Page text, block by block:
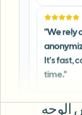
"We rely
It's fast,
time."
MC
الوجه